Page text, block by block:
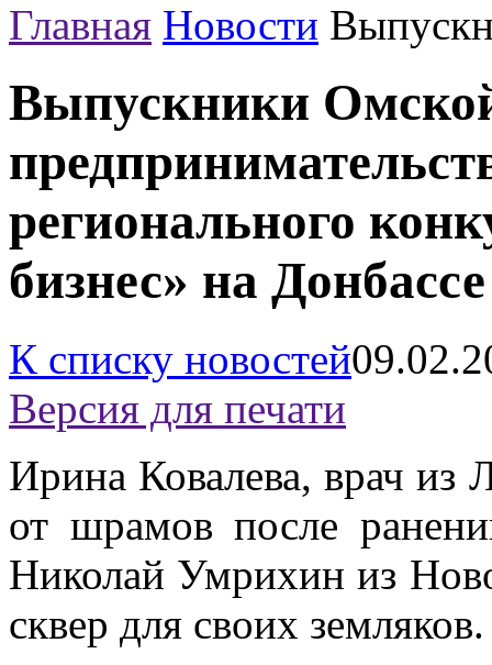
Главная Новости
Выпускники
регионального
бизнес» на Донбассе
К списку новостей
Версия для печати
Ирина Ковалева, врач из
от шрамов после
Николай Умрихин из
сквер для своих земляков.